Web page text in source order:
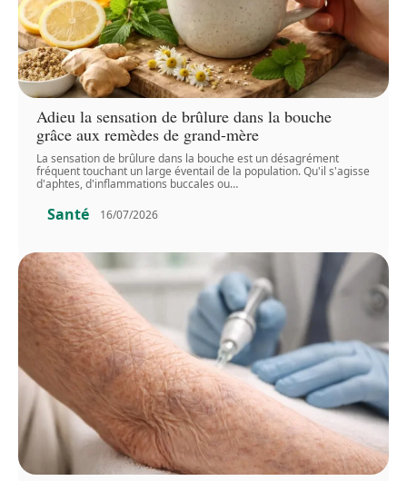
Adieu la sensation de brûlure dans la bouche
grâce aux remèdes de grand-mère
La sensation de brûlure dans la bouche est un désagrément
fréquent touchant un large éventail de la population. Qu'il s'agisse
d'aphtes, d'inflammations buccales ou…
Santé 16/07/2026